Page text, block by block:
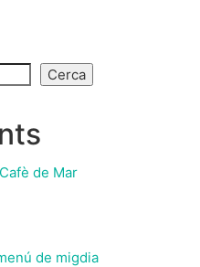
Cerca
de Mar
de migdia